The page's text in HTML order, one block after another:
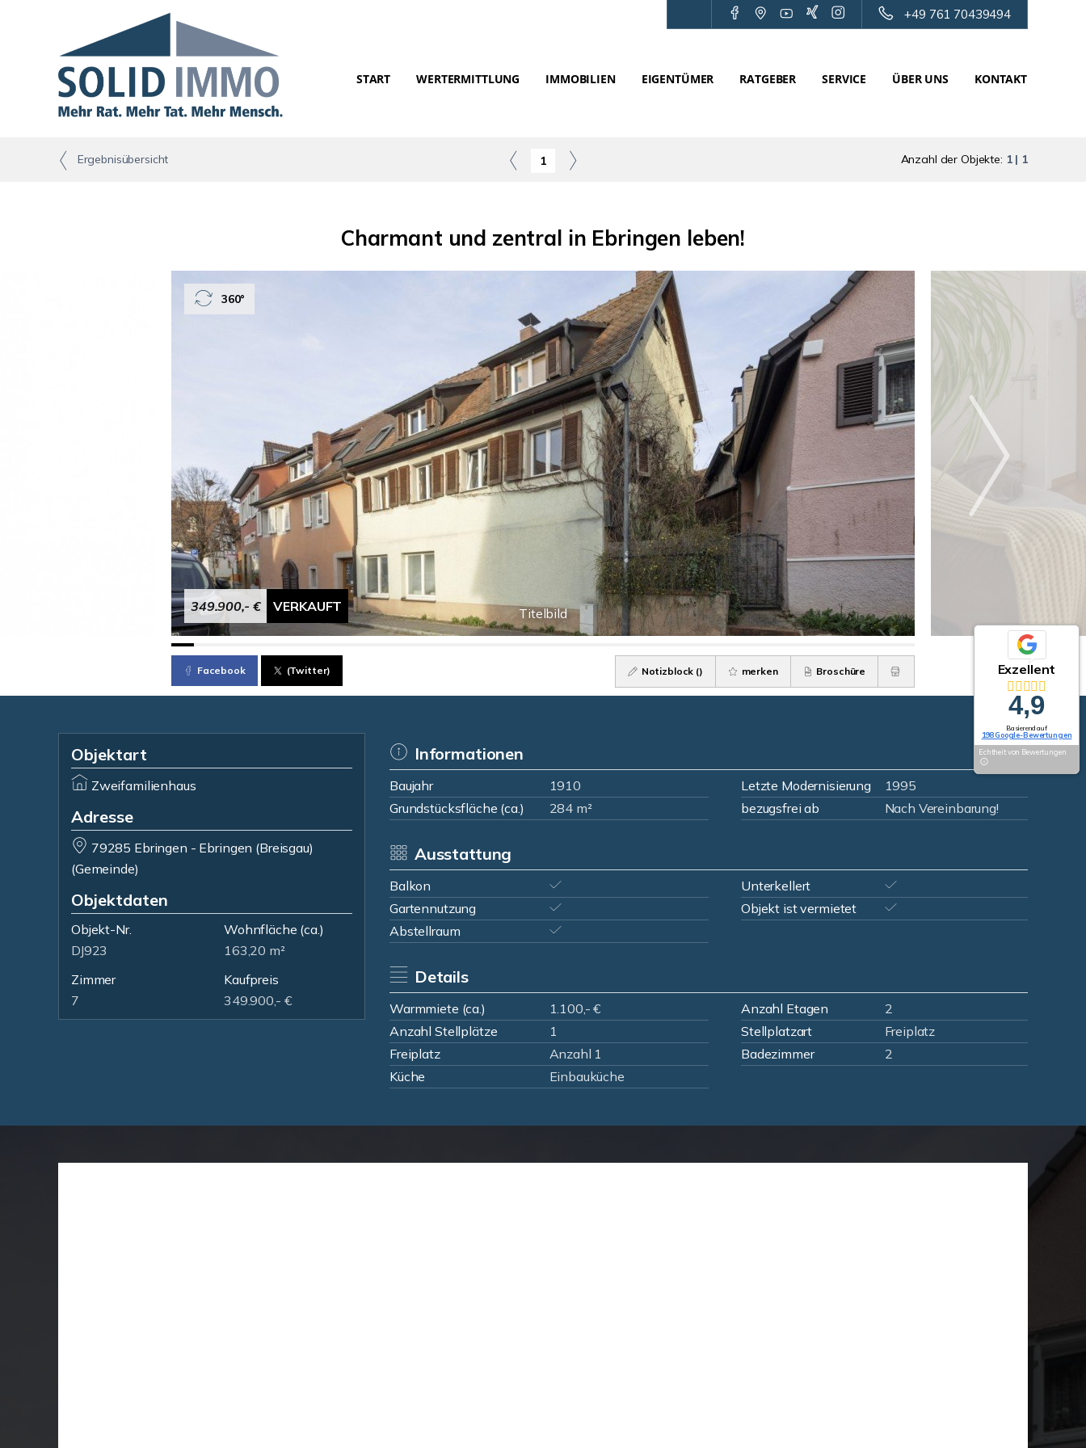
+49 761 70439494
START WERTERMITTLUNG IMMOBILIEN EIGENTÜMER RATGEBER SERVICE ÜBER UNS KONTAKT
Ergebnisübersicht 1 Anzahl der Objekte: 1 | 1
Charmant und zentral in Ebringen leben!
Titelbild
349.900,- € VERKAUFT
360°
Facebook (Twitter) Notizblock () merken Broschüre
Objektart
Zweifamilienhaus
Adresse
79285 Ebringen - Ebringen (Breisgau)
(Gemeinde)
Objektdaten
Objekt-Nr.
DJ923
Wohnfläche (ca.)
163,20 m²
Zimmer
7
Kaufpreis
349.900,- €
Informationen
Baujahr 1910 Letzte Modernisierung
1995
Grundstücksfläche (ca.)
284 m² bezugsfrei ab Nach Vereinbarung!
Ausstattung
Balkon
Unterkellert
Gartennutzung
Objekt ist vermietet
Abstellraum
Details
Warmmiete (ca.) 1.100,- € Anzahl Etagen
2
Anzahl Stellplätze
1 Stellplatzart
Freiplatz
Freiplatz
Anzahl 1 Badezimmer
2
Küche
Einbauküche
Exzellent
4,9
Basierend auf
198 Google-Bewertungen
Echtheit von Bewertungen